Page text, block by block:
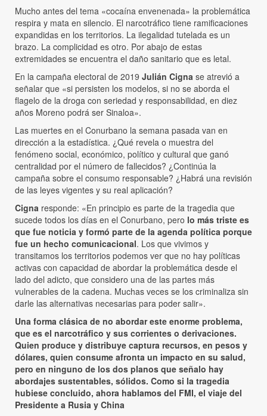
Mucho antes del tema «cocaína envenenada» la problemática
respira y mata en silencio. El narcotráfico tiene ramificaciones
expandidas en los territorios. La ilegalidad tutelada es un
brazo. La complicidad es otro. Por abajo de estas
extremidades se encuentra el daño sanitario que es letal.
En la campaña electoral de 2019 Julián Cigna se atrevió a
señalar que «si persisten los modelos, si no se aborda el
flagelo de la droga con seriedad y responsabilidad, en diez
años Moreno podrá ser Sinaloa».
Las muertes en el Conurbano la semana pasada van en
dirección a la estadística. ¿Qué revela o muestra del
fenómeno social, económico, político y cultural que ganó
centralidad por el número de fallecidos? ¿Continúa la
campaña sobre el consumo responsable? ¿Habrá una revisión
de las leyes vigentes y su real aplicación?
Cigna responde: «En principio es parte de la tragedia que
sucede todos los días en el Conurbano, pero lo más triste es
que fue noticia y formó parte de la agenda política porque
fue un hecho comunicacional. Los que vivimos y
transitamos los territorios podemos ver que no hay políticas
activas con capacidad de abordar la problemática desde el
lado del adicto, que considero una de las partes más
vulnerables de la cadena. Muchas veces se los criminaliza sin
darle las alternativas necesarias para poder salir».
Una forma clásica de no abordar este enorme problema,
que es el narcotráfico y sus corrientes o derivaciones.
Quien produce y distribuye captura recursos, en pesos y
dólares, quien consume afronta un impacto en su salud,
pero en ninguno de los dos planos que señalo hay
abordajes sustentables, sólidos. Como si la tragedia
hubiese concluido, ahora hablamos del FMI, el viaje del
Presidente a Rusia y China